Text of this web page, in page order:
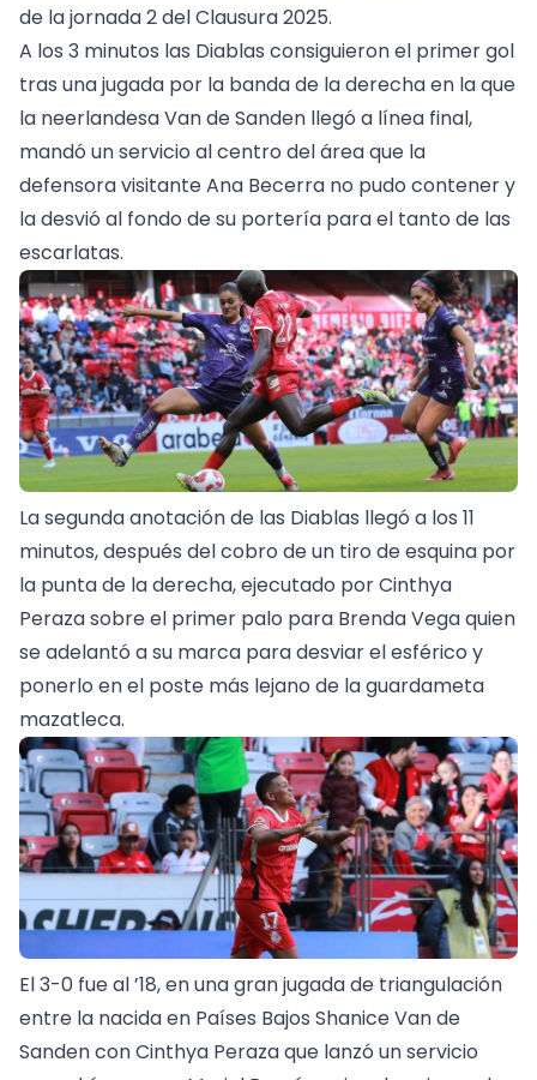
de la jornada 2 del Clausura 2025.
A los 3 minutos las Diablas consiguieron el primer gol
tras una jugada por la banda de la derecha en la que
la neerlandesa Van de Sanden llegó a línea final,
mandó un servicio al centro del área que la
defensora visitante Ana Becerra no pudo contener y
la desvió al fondo de su portería para el tanto de las
escarlatas.
La segunda anotación de las Diablas llegó a los 11
minutos, después del cobro de un tiro de esquina por
la punta de la derecha, ejecutado por Cinthya
Peraza sobre el primer palo para Brenda Vega quien
se adelantó a su marca para desviar el esférico y
ponerlo en el poste más lejano de la guardameta
mazatleca.
El 3-0 fue al ’18, en una gran jugada de triangulación
entre la nacida en Países Bajos Shanice Van de
Sanden con Cinthya Peraza que lanzó un servicio